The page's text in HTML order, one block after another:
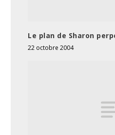
Le plan de Sharon
22 octobre 2004